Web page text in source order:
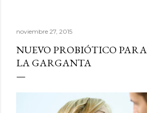
noviembre 27, 2015
NUEVO PROBIÓTICO
LA GARGANTA